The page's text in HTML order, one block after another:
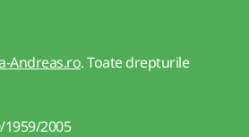
Andreas.ro. Toate drepturile
2005